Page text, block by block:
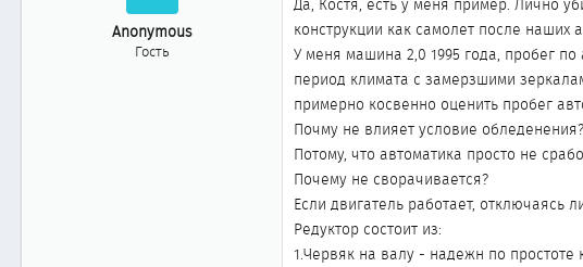
Anonymous
Гость
Да, Костя, есть у меня пример. Лично
конструкции как самолет после наших
У меня машина 2,0 1995 года, пробег
период климата с замерзшими
примерно косвенно оценить пробег
Почму не влияет условие обледенения?
Потому, что автоматика просто не
Почему не сворачивается?
Если двигатель работает, отключаясь
Редуктор состоит из:
1.Червяк на валу - надежн по простоте